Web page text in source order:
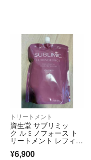
トリートメント
資生堂 サブリミッ
ク ルミノフォース ト
リートメント レフィ
ル 1800g
¥6,900